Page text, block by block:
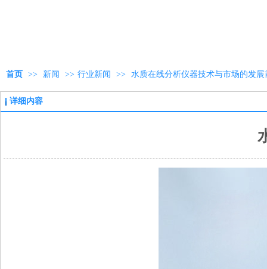
首页 >> 新闻 >> 行业新闻 >> 水质在线分析仪器技术与市场的发展
详细内容